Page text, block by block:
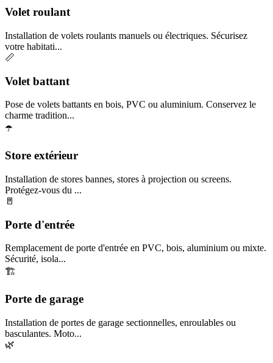
Volet roulant
Installation de volets roulants manuels ou électriques. Sécurisez
votre habitati...
📏
Volet battant
Pose de volets battants en bois, PVC ou aluminium. Conservez le
charme tradition...
☂️
Store extérieur
Installation de stores bannes, stores à projection ou screens.
Protégez-vous du ...
🚪
Porte d'entrée
Remplacement de porte d'entrée en PVC, bois, aluminium ou mixte.
Sécurité, isola...
🏗️
Porte de garage
Installation de portes de garage sectionnelles, enroulables ou
basculantes. Moto...
🌿